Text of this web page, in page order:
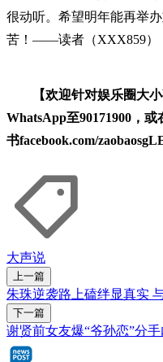
很动听。希望明年能再举
苦！——读者（XXX859）
【欢迎针对娱乐圈大小
WhatsApp至90171900，或
书facebook.com/
大声说
上一篇
朱珠逆袭路上磕绊显真实
下一篇
谢贤前女友爆“爷孙恋”分